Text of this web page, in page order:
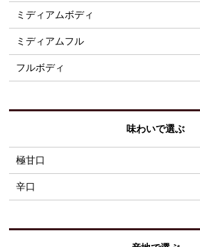
ミディアムボディ
ミディアムフル
フルボディ
味わいで選ぶ
極甘口
辛口